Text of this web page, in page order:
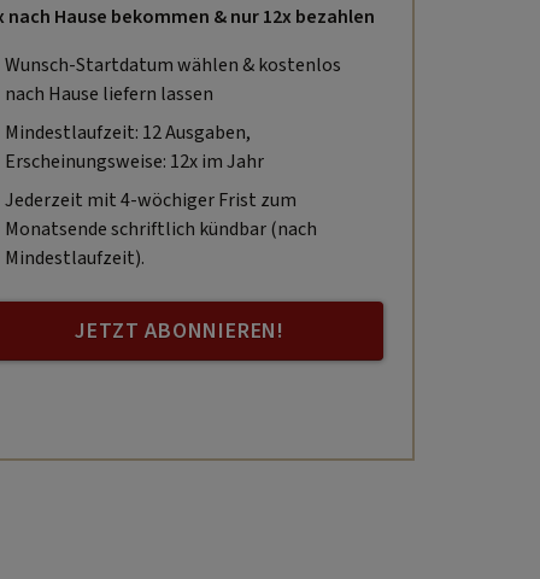
nach Hause bekommen & nur 12x bezahlen
Wunsch-Startdatum wählen & kostenlos
nach Hause liefern lassen
Mindestlaufzeit: 12 Ausgaben,
Erscheinungsweise: 12x im Jahr
Jederzeit mit 4-wöchiger Frist zum
Monatsende schriftlich kündbar (nach
Mindestlaufzeit).
JETZT ABONNIEREN!